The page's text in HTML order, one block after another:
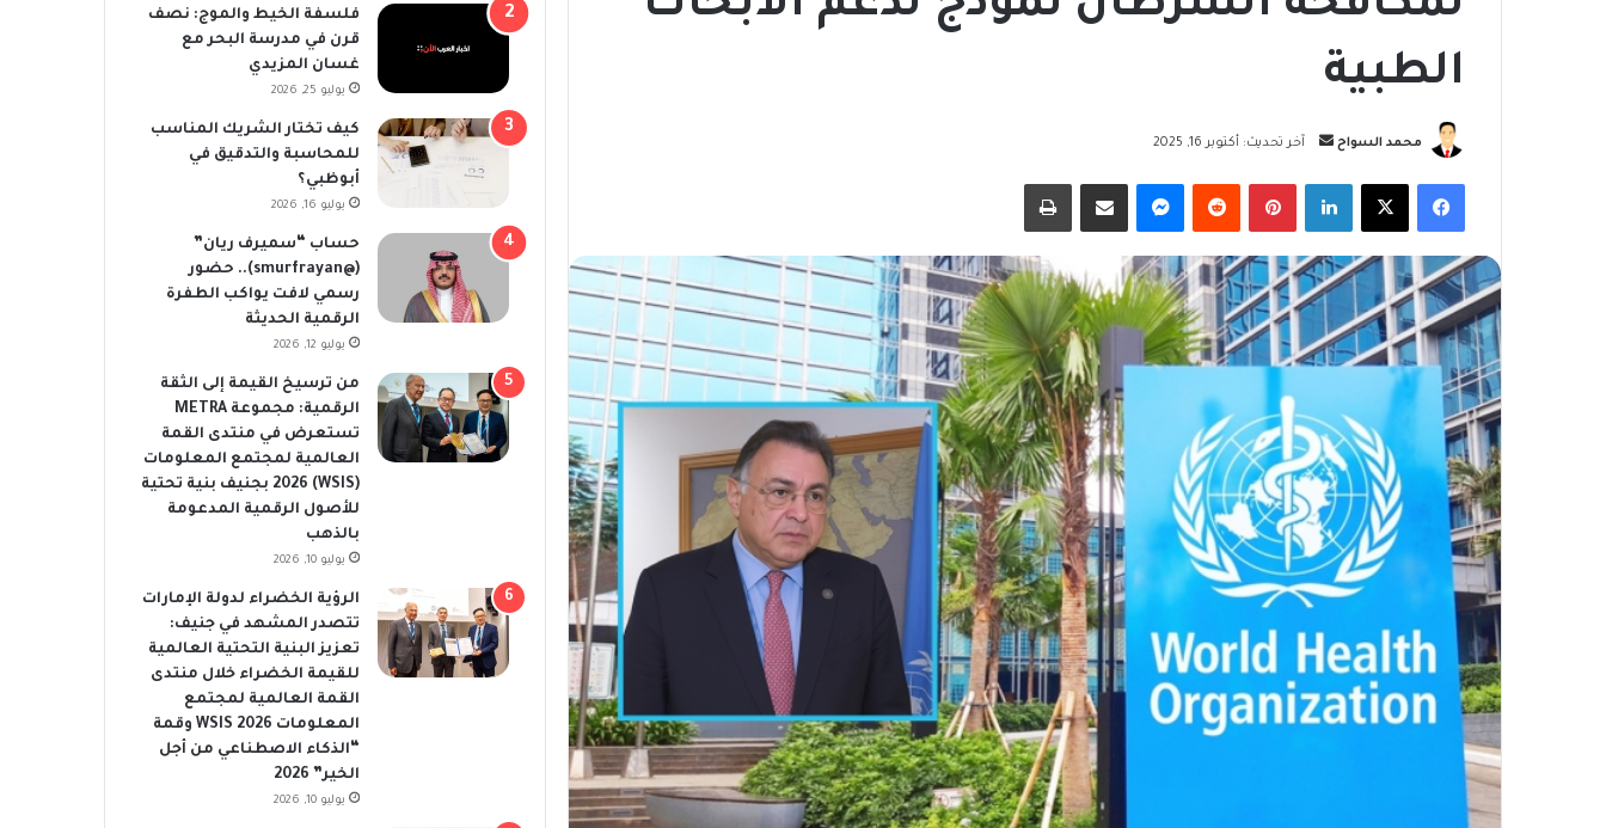
الطبية
محمد السواح
أرسل
إلكترونيا
آخر تحديث: أكتوبر 16, 2025
فيسبوك‫X لينكدإن بينتيريست ماسنجر مشاركة عبر البريد طباعة
فلسفة الخيط والموج: نصف
قرن في مدرسة البحر مع
غسان المزيدي
يوليو 25, 2026
كيف تختار الشريك المناسب
للمحاسبة والتدقيق في
أبوظبي؟
يوليو 16, 2026
حساب “سميرف ريان”
(@smurfrayan).. حضور
رسمي لافت يواكب الطفرة
الرقمية الحديثة
يوليو 12, 2026
من ترسيخ القيمة إلى الثقة
الرقمية: مجموعة METRA
تستعرض في منتدى القمة
العالمية لمجتمع المعلومات
(WSIS) 2026 بجنيف بنية تحتية
للأصول الرقمية المدعومة
بالذهب
يوليو 10, 2026
الرؤية الخضراء لدولة الإمارات
تتصدر المشهد في جنيف:
تعزيز البنية التحتية العالمية
للقيمة الخضراء خلال منتدى
القمة العالمية لمجتمع
المعلومات WSIS 2026 وقمة
“الذكاء الاصطناعي من أجل
الخير” 2026
يوليو 10, 2026